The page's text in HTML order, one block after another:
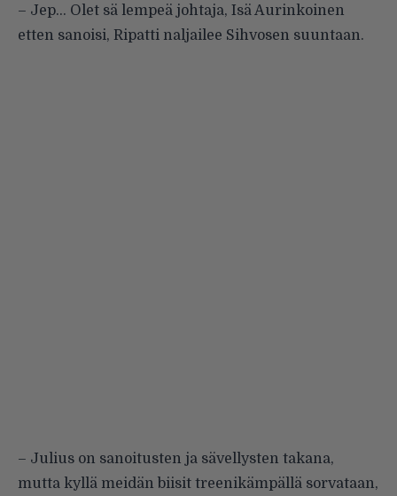
– Jep… Olet sä lempeä johtaja, Isä Aurinkoinen
etten sanoisi, Ripatti naljailee Sihvosen suuntaan.
– Julius on sanoitusten ja sävellysten takana,
mutta kyllä meidän biisit treenikämpällä sorvataan,